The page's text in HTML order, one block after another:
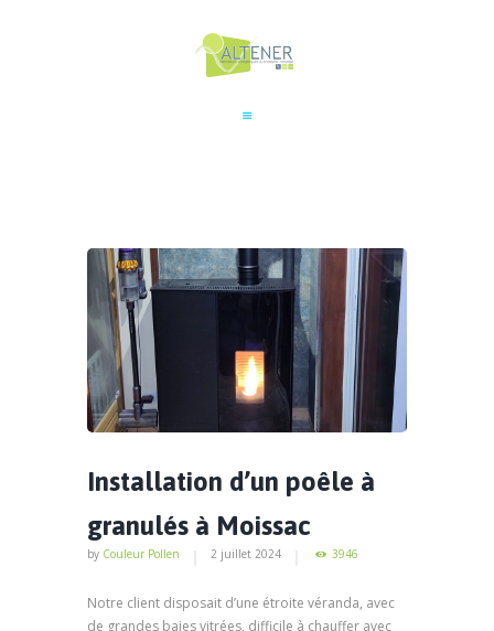
Installation d’un poêle à
granulés à Moissac
by Couleur Pollen 2 juillet 2024 3946
Notre client disposait d’une étroite véranda, avec
de grandes baies vitrées, difficile à chauffer avec